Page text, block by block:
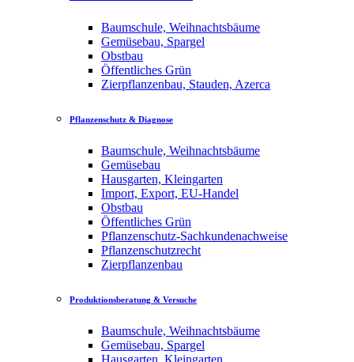
Baumschule, Weihnachtsbäume
Gemüsebau, Spargel
Obstbau
Öffentliches Grün
Zierpflanzenbau, Stauden, Azerca
Pflanzenschutz & Diagnose
Baumschule, Weihnachtsbäume
Gemüsebau
Hausgarten, Kleingarten
Import, Export, EU-Handel
Obstbau
Öffentliches Grün
Pflanzenschutz-Sachkundenachweise
Pflanzenschutzrecht
Zierpflanzenbau
Produktionsberatung & Versuche
Baumschule, Weihnachtsbäume
Gemüsebau, Spargel
Hausgarten, Kleingarten